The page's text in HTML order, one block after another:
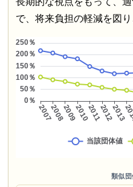
で、将来負担の軽減を図
類似